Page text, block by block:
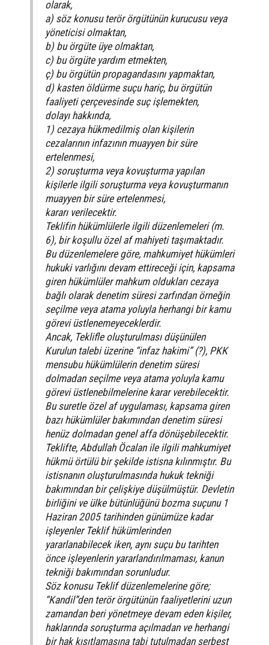
olarak,
a) söz konusu terör örgütünün kurucusu veya
yöneticisi olmaktan,
b) bu örgüte üye olmaktan,
c) bu örgüte yardım etmekten,
ç) bu örgütün propagandasını yapmaktan,
d) kasten öldürme suçu hariç, bu örgütün
faaliyeti çerçevesinde suç işlemekten,
dolayı hakkında,
1) cezaya hükmedilmiş olan kişilerin
cezalarının infazının muayyen bir süre
ertelenmesi,
2) soruşturma veya kovuşturma yapılan
kişilerle ilgili soruşturma veya kovuşturmanın
muayyen bir süre ertelenmesi,
kararı verilecektir.
Teklifin hükümlülerle ilgili düzenlemeleri (m.
6), bir koşullu özel af mahiyeti taşımaktadır.
Bu düzenlemelere göre, mahkumiyet hükümleri
hukuki varlığını devam ettireceği için, kapsama
giren hükümlüler mahkum oldukları cezaya
bağlı olarak denetim süresi zarfından örneğin
seçilme veya atama yoluyla herhangi bir kamu
görevi üstlenemeyeceklerdir.
Ancak, Teklifle oluşturulması düşünülen
Kurulun talebi üzerine “infaz hakimi” (?), PKK
mensubu hükümlülerin denetim süresi
dolmadan seçilme veya atama yoluyla kamu
görevi üstlenebilmelerine karar verebilecektir.
Bu suretle özel af uygulaması, kapsama giren
bazı hükümlüler bakımından denetim süresi
henüz dolmadan genel affa dönüşebilecektir.
Teklifte, Abdullah Öcalan ile ilgili mahkumiyet
hükmü örtülü bir şekilde istisna kılınmıştır. Bu
istisnanın oluşturulmasında hukuk tekniği
bakımından bir çelişkiye düşülmüştür. Devletin
birliğini ve ülke bütünlüğünü bozma suçunu 1
Haziran 2005 tarihinden günümüze kadar
işleyenler Teklif hükümlerinden
yararlanabilecek iken, aynı suçu bu tarihten
önce işleyenlerin yararlandırılmaması, kanun
tekniği bakımından sorunludur.
Söz konusu Teklif düzenlemelerine göre;
“Kandil”den terör örgütünün faaliyetlerini uzun
zamandan beri yönetmeye devam eden kişiler,
haklarında soruşturma açılmadan ve herhangi
bir hak kısıtlamasına tabi tutulmadan serbest